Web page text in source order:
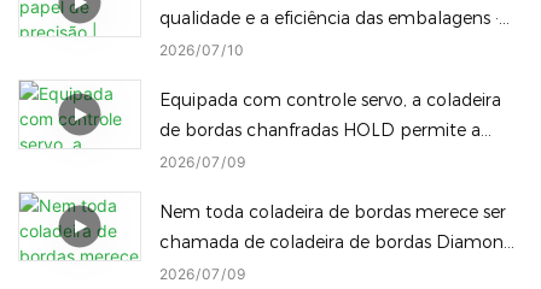
qualidade e a eficiência das embalagens ·
Máquina de embalagem inteligente HOLD
2026 07 10
Equipada com controle servo, a coladeira
de bordas chanfradas HOLD permite a
troca instantânea, com um único clique, de
bordas chanfradas, reduzindo o tempo de
inatividade.
2026 07 09
Nem toda coladeira de bordas merece ser
chamada de coladeira de bordas Diamond
Edge — e nem toda máquina Diamond
2026 07 09